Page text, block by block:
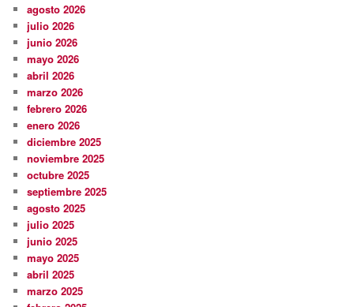
agosto 2026
julio 2026
junio 2026
mayo 2026
abril 2026
marzo 2026
febrero 2026
enero 2026
diciembre 2025
noviembre 2025
octubre 2025
septiembre 2025
agosto 2025
julio 2025
junio 2025
mayo 2025
abril 2025
marzo 2025